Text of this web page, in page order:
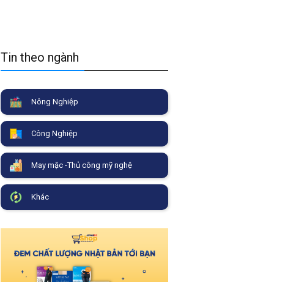
Tin theo ngành
Nông Nghiệp
Công Nghiệp
May mặc -Thủ công mỹ nghệ
Khác